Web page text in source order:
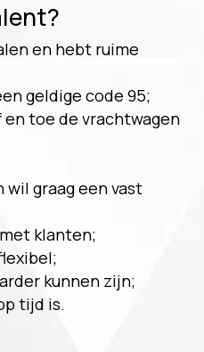
en hebt ruime
geldige code 95;
toe de vrachtwagen
graag een vast
klanten;
kunnen zijn;
tijd is.